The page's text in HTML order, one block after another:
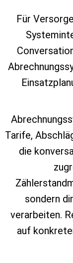
Für
Tarife,
die
sondern
verarbeiten.
auf